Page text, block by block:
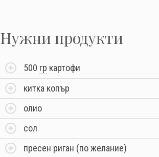
Нужни продукти
500 гр картофи
китка копър
олио
сол
пресен риган (по желание)